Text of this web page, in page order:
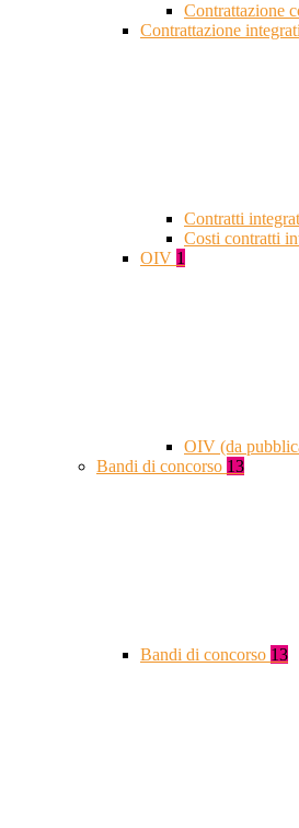
Contrattazione
Contrattazione
Contratti
Costi contratti
OIV 1
OIV (da
Bandi di concorso 13
Bandi di concorso 13